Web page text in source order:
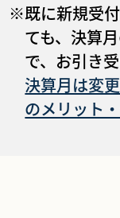
※既に新規受
ても、決算
で、お引き
決算月は変
のメリット